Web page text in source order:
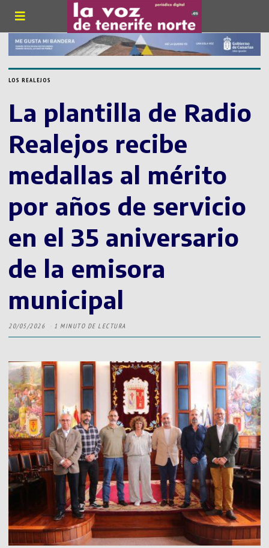
LOS REALEJOS
La plantilla de Radio
Realejos recibe
medallas al mérito
por años de servicio
en el 35 aniversario
de la emisora
municipal
20/05/2026 1 MINUTO DE LECTURA